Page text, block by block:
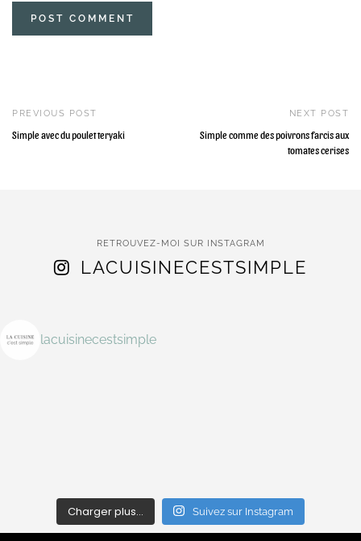
PREVIOUS POST
Simple avec du poulet teryaki
NEXT POST
Simple comme des poivrons farcis aux
tomates cerises
RETROUVEZ-MOI SUR INSTAGRAM
LACUISINECESTSIMPLE
lacuisinecestsimple
Charger plus… Suivez sur Instagram